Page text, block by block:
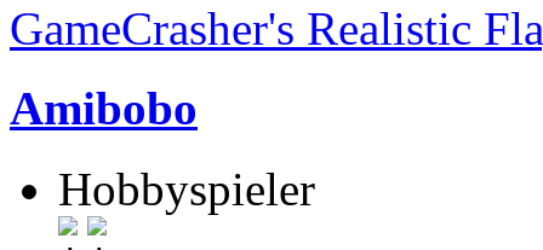
GameCrasher's Realistic
Amibobo
Hobbyspieler